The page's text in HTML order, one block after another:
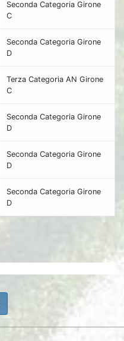
Seconda Categoria Girone
C
Seconda Categoria Girone
D
Terza Categoria AN Girone
C
Seconda Categoria Girone
D
Seconda Categoria Girone
D
Seconda Categoria Girone
D